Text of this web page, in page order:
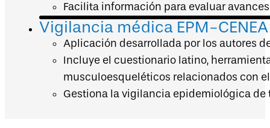
Facilita información para evaluar
Vigilancia médica EPM-CENEA
Aplicación desarrollada por los autores
Incluye el cuestionario latino,
musculoesqueléticos relacionados con
Gestiona la vigilancia epidemiológica de